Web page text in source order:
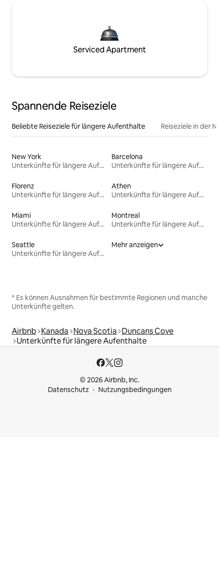
Serviced Apartment
Spannende Reiseziele
Beliebte Reiseziele für längere Aufenthalte Reiseziele in der
New York
Unterkünfte für längere Aufenthalte
Barcelona
Unterkünfte für längere Aufenthalte
Florenz
Unterkünfte für längere Aufenthalte
Athen
Unterkünfte für längere Aufenthalte
Miami
Unterkünfte für längere Aufenthalte
Montreal
Unterkünfte für längere Aufenthalte
Seattle
Unterkünfte für längere Aufenthalte
Mehr anzeigen
* Es können Ausnahmen für bestimmte Regionen und manche
Unterkünfte gelten.
Airbnb Kanada Nova Scotia Duncans Cove
Unterkünfte für längere Aufenthalte
© 2026 Airbnb, Inc.
Datenschutz
Nutzungsbedingungen